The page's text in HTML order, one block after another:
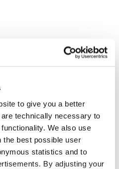
to give you a better
technically necessary to
We also use
the best possible user
statistics and to
By adjusting your